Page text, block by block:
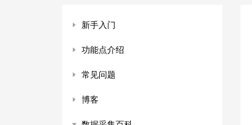
新手入门
功能点介绍
常见问题
博客